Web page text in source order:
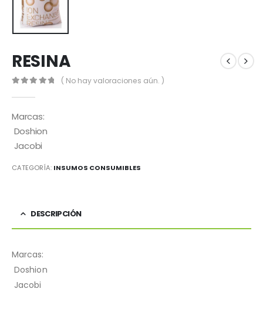
RESINA
( No hay valoraciones aún. )
Marcas:
 Doshion
 Jacobi
CATEGORÍA: INSUMOS CONSUMIBLES
DESCRIPCIÓN
Marcas:
 Doshion
 Jacobi